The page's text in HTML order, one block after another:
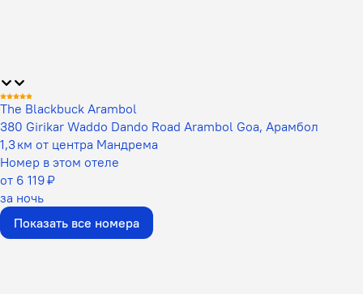
The Blackbuck Arambol
380 Girikar Waddo Dando Road Arambol Goa, Арамбол
1,3 км от центра Мандрема
Номер в этом отеле
от 6 119 ₽
за ночь
Показать все номера